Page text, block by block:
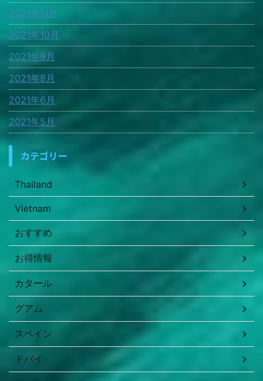
2021年11月
2021年10月
2021年9月
2021年8月
2021年6月
2021年5月
カテゴリー
Thailand
Vietnam
おすすめ
お得情報
カタール
グアム
スペイン
ドバイ